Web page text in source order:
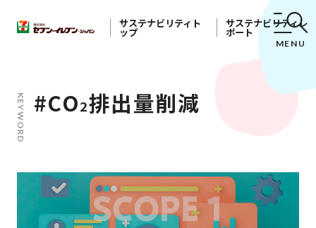
サステナビリティト
ップ
サステナビリティレ
ポート
MENU
KEYWORD #CO2排出量削減